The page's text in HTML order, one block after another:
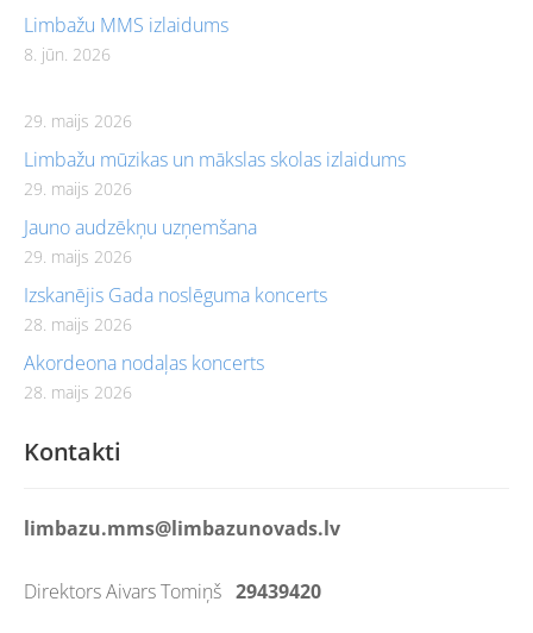
Limbažu MMS izlaidums
8. jūn. 2026
29. maijs 2026
Limbažu mūzikas un mākslas skolas izlaidums
29. maijs 2026
Jauno audzēkņu uzņemšana
29. maijs 2026
Izskanējis Gada noslēguma koncerts
28. maijs 2026
Akordeona nodaļas koncerts
28. maijs 2026
Kontakti
limbazu.mms@limbazunovads.lv
Direktors Aivars Tomiņš 29439420